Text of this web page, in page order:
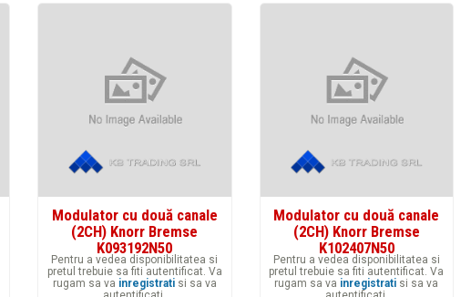
Modulator cu două canale
(2CH) Knorr Bremse
K093192N50
Pentru a vedea disponibilitatea si
pretul trebuie sa fiti autentificat. Va
rugam sa va inregistratisi sa va
Modulator cu două canale
(2CH) Knorr Bremse
K102407N50
Pentru a vedea disponibilitatea si
pretul trebuie sa fiti autentificat. Va
rugam sa va inregistrati si sa va